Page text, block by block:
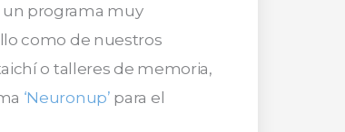
un programa muy
como de nuestros
o talleres de memoria,
‘Neuronup’ para el